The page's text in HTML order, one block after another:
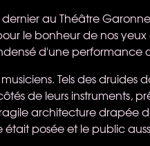
dernier au Théâtre
le bonheur de nos
d'une performance
Tels des
de leurs instruments,
architecture drapée
posée et le public